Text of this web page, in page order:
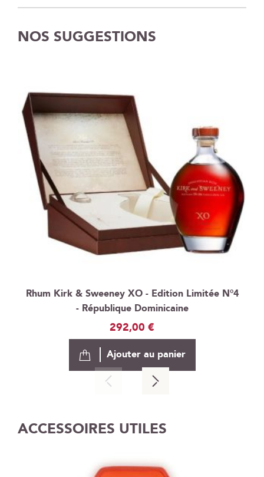
NOS SUGGESTIONS
Rhum Kirk & Sweeney XO - Edition Limitée N°4
- République Dominicaine
292,00 €
Ajouter au panier
ACCESSOIRES UTILES